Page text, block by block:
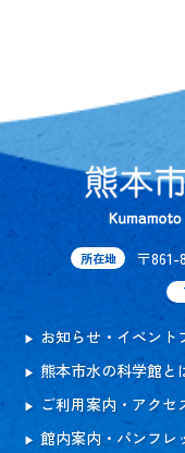
所在地 〒
お知らせ・イベント
熊本市水の科学館と
ご利用案内・アクセ
館内案内・パンフレ